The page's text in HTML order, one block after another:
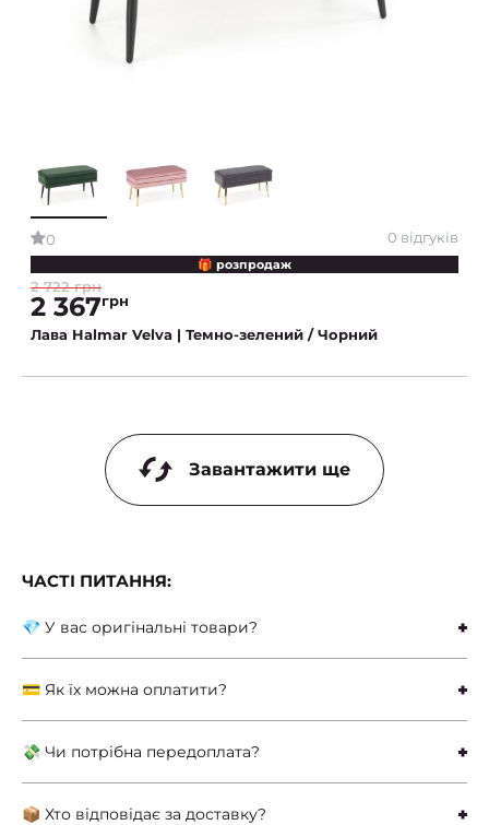
0 0 відгуків
🎁 розпродаж
2 722 грн
2 367грн
Лава Halmar Velva | Темно-зелений / Чорний
Завантажити ще
ЧАСТІ ПИТАННЯ:
💎 У вас оригінальні товари?
💳 Як їх можна оплатити?
💸 Чи потрібна передоплата?
📦 Хто відповідає за доставку?